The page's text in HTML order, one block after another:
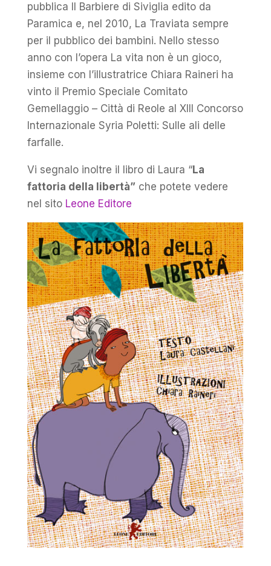
pubblica Il Barbiere di Siviglia edito da
Paramica e, nel 2010, La Traviata sempre
per il pubblico dei bambini. Nello stesso
anno con l’opera La vita non è un gioco,
insieme con l’illustratrice Chiara Raineri ha
vinto il Premio Speciale Comitato
Gemellaggio – Città di Reole al XIII Concorso
Internazionale Syria Poletti: Sulle ali delle
farfalle.
Vi segnalo inoltre il libro di Laura “La
fattoria della libertà”che potete vedere
nel sito Leone Editore